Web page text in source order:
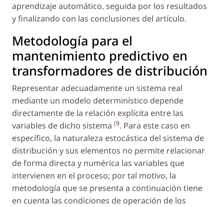
aprendizaje automático, seguida por los resultados
y finalizando con las conclusiones del artículo.
Metodología para el
mantenimiento predictivo en
transformadores de distribución
Representar adecuadamente un sistema real
mediante un modelo determinístico depende
directamente de la relación explícita entre las
variables de dicho sistema (9. Para este caso en
específico, la naturaleza estocástica del sistema de
distribución y sus elementos no permite relacionar
de forma directa y numérica las variables que
intervienen en el proceso; por tal motivo, la
metodología que se presenta a continuación tiene
en cuenta las condiciones de operación de los